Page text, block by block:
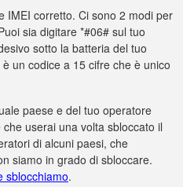
IMEI corretto. Ci sono 2 modi per
sia digitare *#06# sul tuo
sotto la batteria del tuo
un codice a 15 cifre che è unico
paese e del tuo operatore
userai una volta sbloccato il
di alcuni paesi, che
siamo in grado di sbloccare.
sblocchiamo.